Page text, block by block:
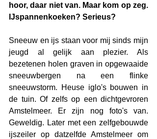
hoor, daar niet van. Maar kom op zeg.
IJspannenkoeken? Serieus?
Sneeuw en ijs staan voor mij sinds mijn
jeugd al gelijk aan plezier. Als
bezetenen holen graven in opgewaaide
sneeuwbergen na een flinke
sneeuwstorm. Heuse iglo's bouwen in
de tuin. Of zelfs op een dichtgevroren
Amstelmeer. Er zijn nog foto's van.
Geweldig. Later met een zelfgebouwde
ijszeiler op datzelfde Amstelmeer om